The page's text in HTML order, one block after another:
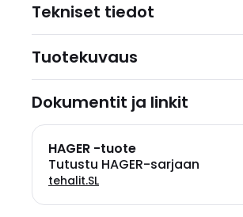
Tekniset tiedot
Tuotekuvaus
Dokumentit ja linkit
HAGER -tuote
Tutustu HAGER-sarjaan
tehalit.SL